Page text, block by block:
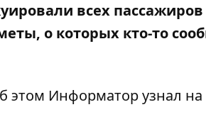
всех
о которых кто-то
этом Информаторузнал на